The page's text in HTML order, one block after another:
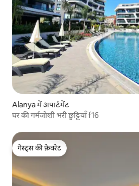
Alanya में अपार्टमेंट
घर की गर्मजोशी भरी छुट्टियाँ f16
गेस्ट्स की फ़ेवरेट
गेस्ट्स की फ़ेवरेट